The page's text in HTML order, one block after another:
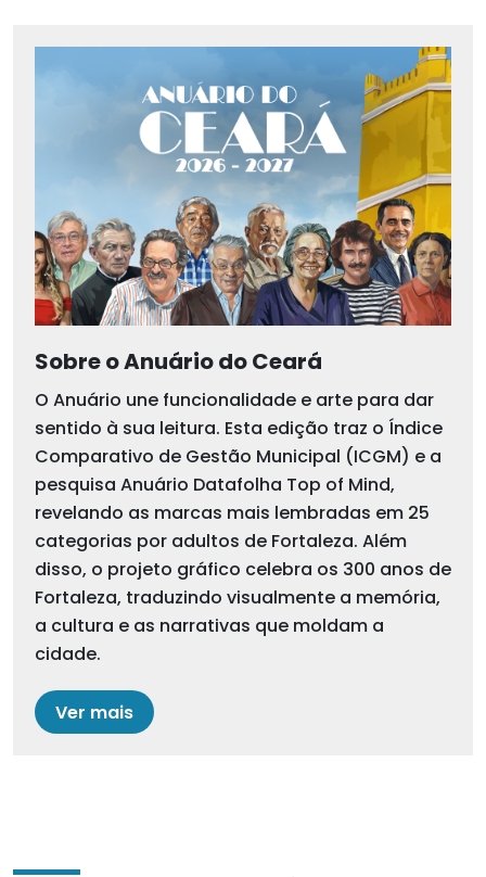
Sobre o Anuário do Ceará
O Anuário une funcionalidade e arte para dar
sentido à sua leitura. Esta edição traz o Índice
Comparativo de Gestão Municipal (ICGM) e a
pesquisa Anuário Datafolha Top of Mind,
revelando as marcas mais lembradas em 25
categorias por adultos de Fortaleza. Além
disso, o projeto gráfico celebra os 300 anos de
Fortaleza, traduzindo visualmente a memória,
a cultura e as narrativas que moldam a
cidade.
Ver mais